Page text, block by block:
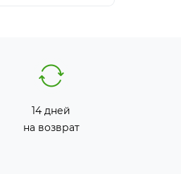
14 дней
на возврат